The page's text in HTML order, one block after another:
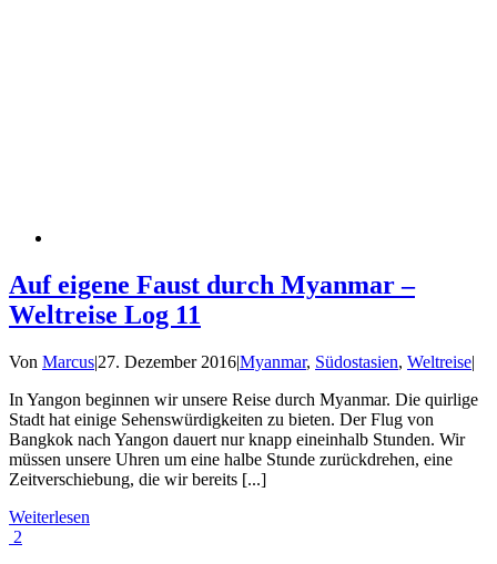
Auf eigene Faust durch Myanmar –
Weltreise Log 11
Von Marcus|27. Dezember 2016|Myanmar, Südostasien, Weltreise|
In Yangon beginnen wir unsere Reise durch Myanmar. Die quirlige
Stadt hat einige Sehenswürdigkeiten zu bieten. Der Flug von
Bangkok nach Yangon dauert nur knapp eineinhalb Stunden. Wir
müssen unsere Uhren um eine halbe Stunde zurückdrehen, eine
Zeitverschiebung, die wir bereits [...]
Weiterlesen
2